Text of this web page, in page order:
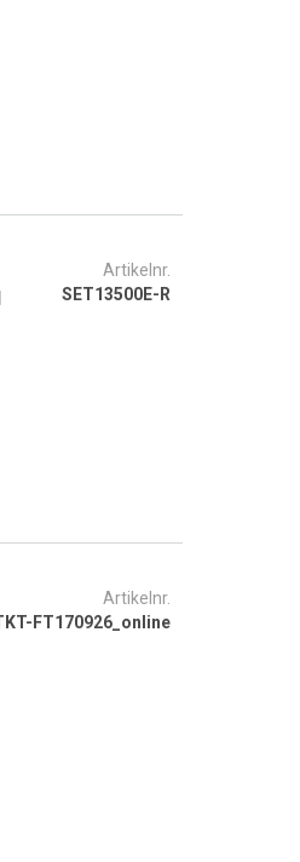
Artikelnr.
SET13500E-R
Artikelnr.
FT170926_online